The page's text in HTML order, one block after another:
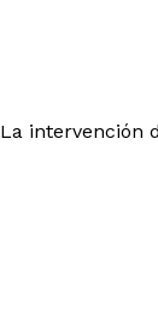
intervención